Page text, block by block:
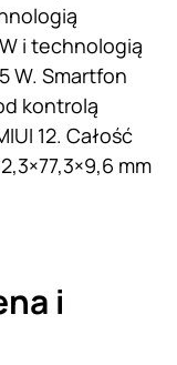
i technologią
W. Smartfon
kontrolą
12. Całość
mm
i